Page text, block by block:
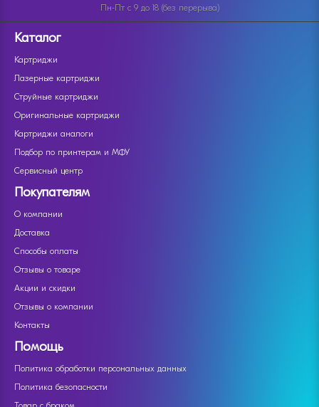
Пн-Пт с 9 до 18 (без перерыва)
Каталог
Картриджи
Лазерные картриджи
Струйные картриджи
Оригинальные картриджи
Картриджи аналоги
Подбор по принтерам и МФУ
Сервисный центр
Покупателям
О компании
Доставка
Способы оплаты
Отзывы о товаре
Акции и скидки
Отзывы о компании
Контакты
Помощь
Политика обработки персональных данных
Политика безопасности